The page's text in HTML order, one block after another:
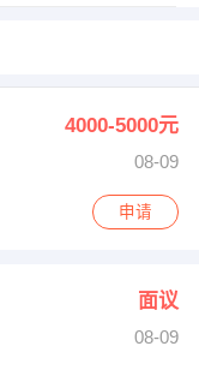
4000-5000元
08-09
申请
面议
08-09